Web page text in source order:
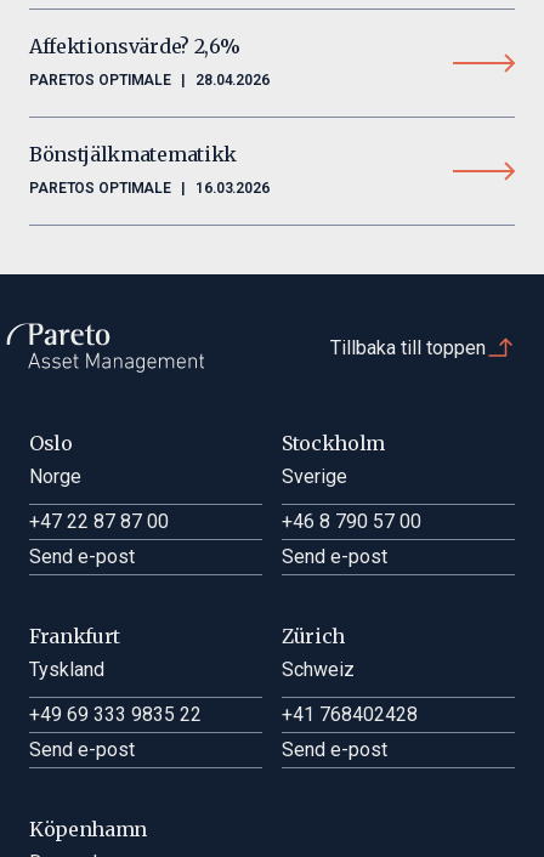
Affektionsvärde? 2,6%
PARETOS OPTIMALE 28.04.2026
Bönstjälkmatematikk
PARETOS OPTIMALE 16.03.2026
Tillbaka till toppen
Oslo
Norge
+47 22 87 87 00
Send e-post
Stockholm
Sverige
+46 8 790 57 00
Send e-post
Frankfurt
Tyskland
+49 69 333 9835 22
Send e-post
Zürich
Schweiz
+41 768402428
Send e-post
Köpenhamn